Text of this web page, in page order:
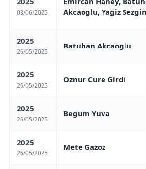
03/06/2025
Akcaoglu, Yagiz Sezgin
2025
26/05/2025
Batuhan Akcaoglu
2025
26/05/2025
Oznur Cure Girdi
2025
26/05/2025
Begum Yuva
2025
26/05/2025
Mete Gazoz